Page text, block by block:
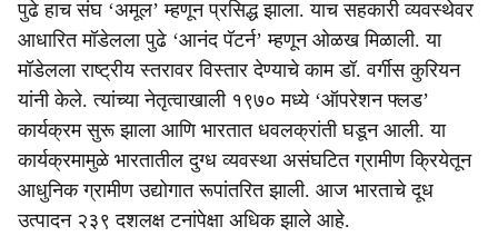
पुढे हाच संघ ‘अमूल’ म्हणून प्रसिद्ध झाला. याच सहकारी व्यवस्थेवर
आधारित मॉडेलला पुढे ‘आनंद पॅटर्न’ म्हणून ओळख मिळाली. या
मॉडेलला राष्ट्रीय स्तरावर विस्तार देण्याचे काम डॉ. वर्गीस कुरियन
यांनी केले. त्यांच्या नेतृत्वाखाली १९७० मध्ये ‘ऑपरेशन फ्लड’
कार्यक्रम सुरू झाला आणि भारतात धवलक्रांती घडून आली. या
कार्यक्रमामुळे भारतातील दुग्ध व्यवस्था असंघटित ग्रामीण क्रियेतून
आधुनिक ग्रामीण उद्योगात रूपांतरित झाली. आज भारताचे दूध
उत्पादन २३९ दशलक्ष टनांपेक्षा अधिक झाले आहे.